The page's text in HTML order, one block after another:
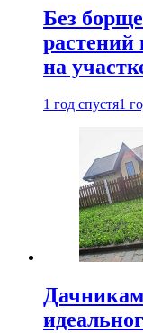
Без
растений
на
1 год спустя1
Дачникам